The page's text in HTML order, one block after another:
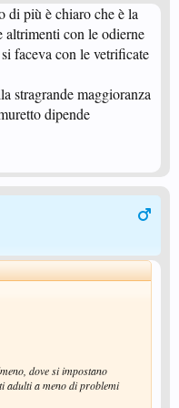
di più è chiaro che è la
altrimenti con le odierne
faceva con le vetrificate
stragrande maggioranza
dipende
dove si impostano
adulti a meno di problemi